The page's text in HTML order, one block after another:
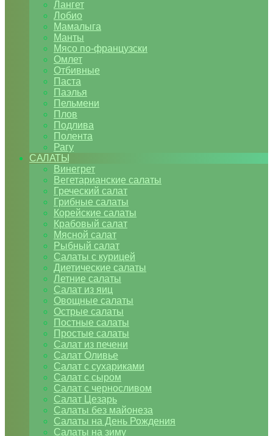
Лангет
Лобио
Мамалыга
Манты
Мясо по-французски
Омлет
Отбивные
Паста
Паэлья
Пельмени
Плов
Подлива
Полента
Рагу
САЛАТЫ
Винегрет
Вегетарианские салаты
Греческий салат
Грибные салаты
Корейские салаты
Крабовый салат
Мясной салат
Рыбный салат
Салаты с курицей
Диетические салаты
Летние салаты
Салат из яиц
Овощные салаты
Острые салаты
Постные салаты
Простые салаты
Салат из печени
Салат Оливье
Салат с сухариками
Салат с сыром
Салат с черносливом
Салат Цезарь
Салаты без майонеза
Салаты на День Рождения
Салаты на зиму